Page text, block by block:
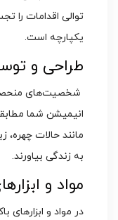
توالی اقدامات را
یکپارچه است.
طراحی و
شخصیت‌های منحصر
انیمیشن شما
مانند حالات
به زندگی بیاورند.
مواد و
در مواد و